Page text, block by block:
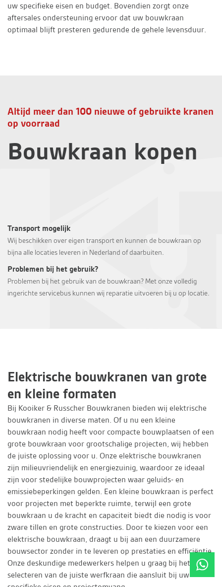
uw specifieke eisen en budget. Bovendien zorgt onze
aftersales ondersteuning ervoor dat uw bouwkraan
optimaal blijft presteren gedurende de gehele levensduur.
Altijd meer dan 100 nieuwe of gebruikte kranen
op voorraad
Bouwkraan kopen
Transport mogelijk
Wij beschikken over eigen transport en kunnen de bouwkraan op
bijna alle locaties leveren in Nederland of daarbuiten.
Problemen bij het gebruik?
Problemen bij het gebruik van de bouwkraan? Met onze volledig
ingerichte servicebus kunnen wij reparatie uitvoeren bij u op locatie.
Elektrische bouwkranen van grote
en kleine formaten
Bij Kooiker & Russcher Bouwkranen bieden wij elektrische
bouwkranen in diverse maten. Of u nu een kleine
bouwkraan nodig heeft voor compacte bouwplaatsen of een
grote bouwkraan voor grootschalige projecten, wij hebben
de juiste oplossing voor u. Onze elektrische bouwkranen
zijn milieuvriendelijk en energiezuinig, waardoor ze ideaal
zijn voor stedelijke bouwprojecten waar geluids- en
emissiebeperkingen gelden. Een kleine bouwkraan is perfect
voor projecten met beperkte ruimte, terwijl een grote
bouwkraan u de kracht en capaciteit biedt die nodig is voor
zware tillen en grote constructies. Door te kiezen voor een
elektrische bouwkraan, draagt u bij aan een duurzamere
bouwsector zonder in te leveren op prestaties en efficiëntie.
Onze deskundige medewerkers helpen u graag bij het
selecteren van de juiste werfkraan die aansluit bij uw